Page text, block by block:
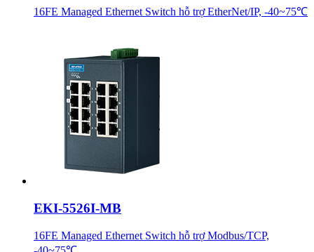
16FE Managed Ethernet Switch hỗ trợ EtherNet/IP, -40~75℃
EKI-5526I-MB
16FE Managed Ethernet Switch hỗ trợ Modbus/TCP,